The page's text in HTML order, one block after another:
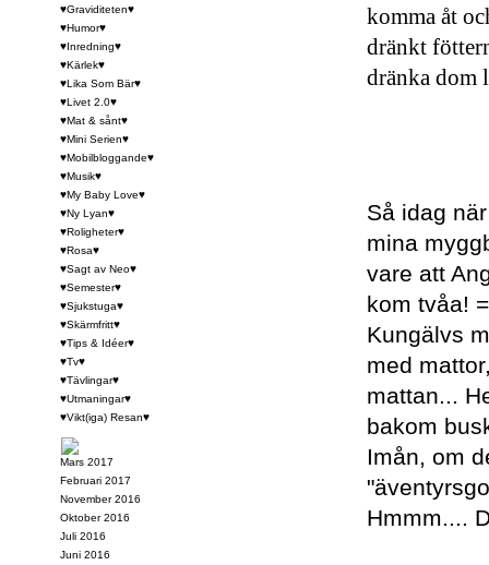
komma åt
dränkt
dränka dom
Så idag
mina
vare att
kom tvåa!
Kungälvs
med
mattan...
bakom
Imån, om
Hmmm....
♥Graviditeten♥
♥Humor♥
♥Inredning♥
♥Kärlek♥
♥Lika Som Bär♥
♥Livet 2.0♥
♥Mat & sånt♥
♥Mini Serien♥
♥Mobilbloggande♥
♥Musik♥
♥My Baby Love♥
♥Ny Lyan♥
♥Roligheter♥
♥Rosa♥
♥Sagt av Neo♥
♥Semester♥
♥Sjukstuga♥
♥Skärmfritt♥
♥Tips & Idéer♥
♥Tv♥
♥Tävlingar♥
♥Utmaningar♥
♥Vikt(iga) Resan♥
Mars 2017
Februari 2017
November 2016
Oktober 2016
Juli 2016
Juni 2016